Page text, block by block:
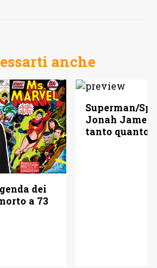
anche
dei
a 73
Superman/
Jonah
tanto quanto